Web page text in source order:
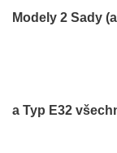
Modely 2 Sady
a Typ E32